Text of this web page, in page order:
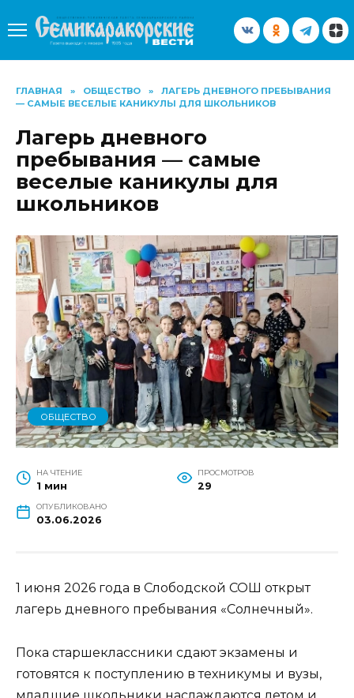
содержанию
ГЛАВНАЯ » ОБЩЕСТВО »
ЛАГЕРЬ ДНЕВНОГО ПРЕБЫВАНИЯ
— САМЫЕ ВЕСЕЛЫЕ КАНИКУЛЫ ДЛЯ ШКОЛЬНИКОВ
Лагерь дневного
пребывания — самые
веселые каникулы для
школьников
ОБЩЕСТВО
НА ЧТЕНИЕ
1 мин
ПРОСМОТРОВ
29
ОПУБЛИКОВАНО
03.06.2026
1 июня 2026 года в Слободской СОШ открыт
лагерь дневного пребывания «Солнечный».
Пока старшеклассники сдают экзамены и
готовятся к поступлению в техникумы и вузы,
младшие школьники наслаждаются летом и